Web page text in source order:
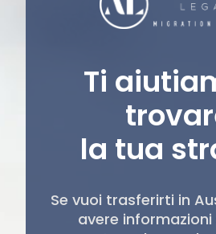
Ti
la tua
Se vuoi trasferirti in
avere